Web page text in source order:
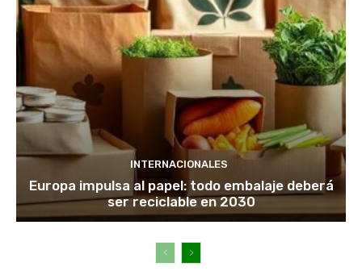
INTERNACIONALES
Europa impulsa al papel: todo embalaje deberá
ser reciclable en 2030